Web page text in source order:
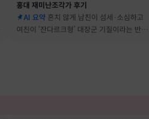
홍대 재미난조각가 후기
AI 요약 흔치 않게 남친이 섬세·소심하고
여친이 ‘잔다르크형’ 대장군 기질이라는 반전